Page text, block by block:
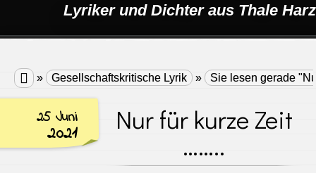
Lyriker und Dichter aus Thale Harz
 » Gesellschaftskritische Lyrik » Sie lesen gerade
25 Juni
2021
Nur für kurze Zeit
……..